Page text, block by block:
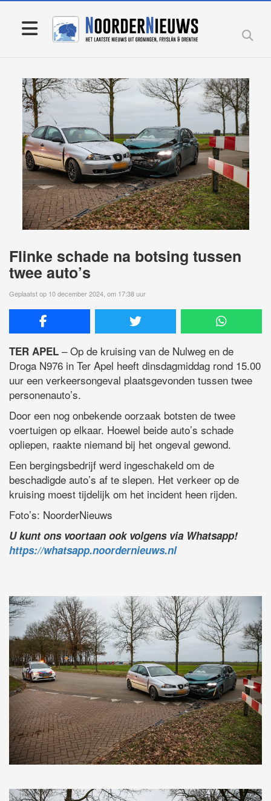
Flinke schade na botsing tussen
twee auto’s
Geplaatst op 10 december 2024, om 17:38 uur
TER APEL – Op de kruising van de Nulweg en de
Droga N976 in Ter Apel heeft dinsdagmiddag rond 15.00
uur een verkeersongeval plaatsgevonden tussen twee
personenauto’s.
Door een nog onbekende oorzaak botsten de twee
voertuigen op elkaar. Hoewel beide auto’s schade
opliepen, raakte niemand bij het ongeval gewond.
Een bergingsbedrijf werd ingeschakeld om de
beschadigde auto’s af te slepen. Het verkeer op de
kruising moest tijdelijk om het incident heen rijden.
Foto’s: NoorderNieuws
U kunt ons voortaan ook volgens via Whatsapp!
https://whatsapp.noordernieuws.nl